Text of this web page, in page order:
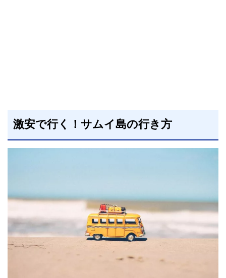
激安で行く！サムイ島の行き方